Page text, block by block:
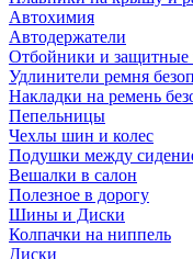
Автохимия
Автодержатели
Отбойники и защитные
Удлинители ремня
Накладки на ремень
Пепельницы
Чехлы шин и колес
Подушки между
Вешалки в салон
Полезное в дорогу
Шины и Диски
Колпачки на ниппель
Диски